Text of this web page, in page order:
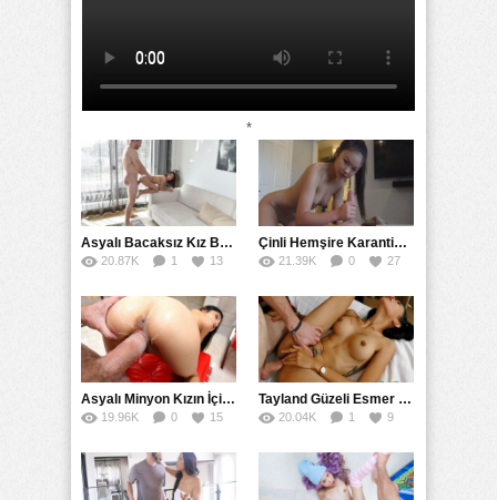
*
Asyalı Bacaksız Kız Büyük Kargoyu Amında Teslim Aldı
20.87K 1 13
Çinli Hemşire Karantina Bölgesinde Döl Dezenfekte Etti
21.39K 0 27
Asyalı Minyon Kızın İçine Tohumlarını Serpiştirerek Sikti
19.96K 0 15
Tayland Güzeli Esmer Dövmeli Garsona Kriz Geçirtti
20.04K 1 9